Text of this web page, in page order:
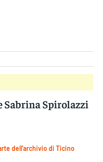
Sabrina Spirolazzi
dell'archivio di Ticino